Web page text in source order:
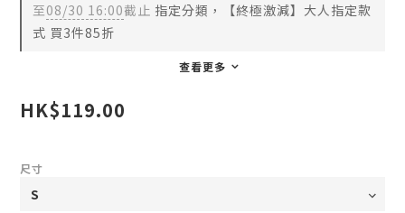
至08/30 16:00截止 指定分類，【終極激減】大人指定款
式 買3件85折
查看更多
HK$119.00
尺寸